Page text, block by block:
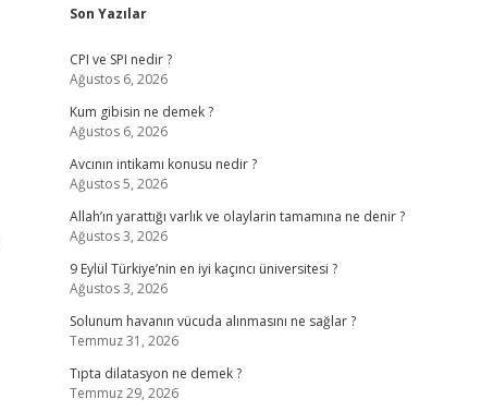
Sidebar
Son Yazılar
CPI ve SPI nedir ?
Ağustos 6, 2026
Kum gibisin ne demek ?
Ağustos 6, 2026
Avcının intikamı konusu nedir ?
Ağustos 5, 2026
Allah’ın yarattığı varlık ve olaylarin tamamına ne denir ?
Ağustos 3, 2026
9 Eylül Türkiye’nin en iyi kaçıncı üniversitesi ?
Ağustos 3, 2026
Solunum havanın vücuda alınmasını ne sağlar ?
Temmuz 31, 2026
Tıpta dilatasyon ne demek ?
Temmuz 29, 2026